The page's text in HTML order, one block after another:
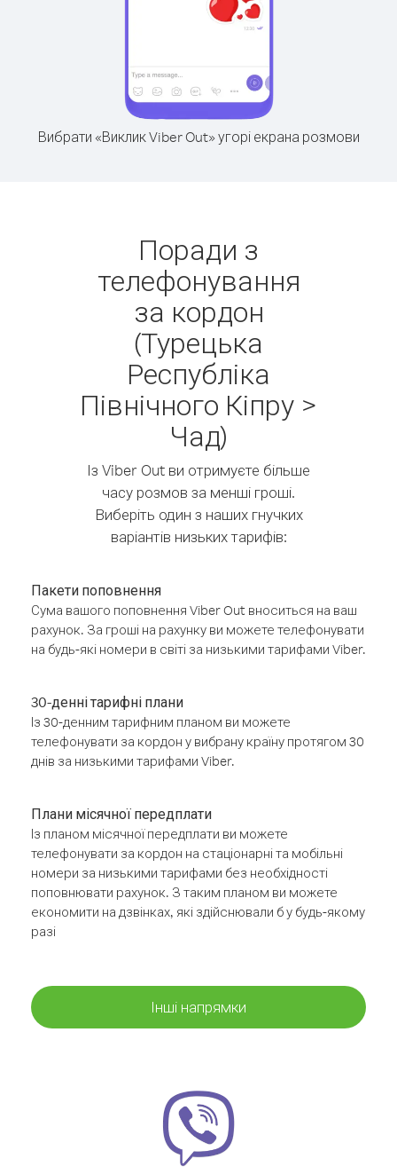
Вибрати «Виклик Viber Out» угорі екрана розмови
Поради з
телефонування
за кордон
(Турецька
Республіка
Північного Кіпру >
Чад)
Із Viber Out ви отримуєте більше
часу розмов за менші гроші.
Виберіть один з наших гнучких
варіантів низьких тарифів:
Пакети поповнення
Сума вашого поповнення Viber Out вноситься на ваш
рахунок. За гроші на рахунку ви можете телефонувати
на будь-які номери в світі за низькими тарифами Viber.
30-денні тарифні плани
Із 30-денним тарифним планом ви можете
телефонувати за кордон у вибрану країну протягом 30
днів за низькими тарифами Viber.
Плани місячної передплати
Із планом місячної передплати ви можете
телефонувати за кордон на стаціонарні та мобільні
номери за низькими тарифами без необхідності
поповнювати рахунок. З таким планом ви можете
економити на дзвінках, які здійснювали б у будь-якому
разі
Інші напрямки